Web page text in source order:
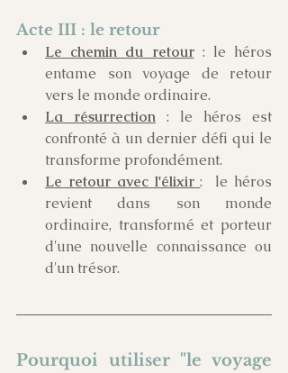
Acte III : le retour
Le chemin du retour : le héros
entame son voyage de retour
vers le monde ordinaire.
La résurrection : le héros est
confronté à un dernier défi qui le
transforme profondément.
Le retour avec l'élixir :  le héros
revient dans son monde
ordinaire, transformé et porteur
d'une nouvelle connaissance ou
d'un trésor.
Pourquoi utiliser "le voyage